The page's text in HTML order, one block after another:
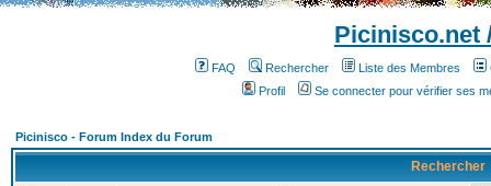
Picinisco.net
FAQ Rechercher Liste des Membres
Profil
Se connecter pour vérifier ses
Picinisco - Forum Index du Forum
Rechercher